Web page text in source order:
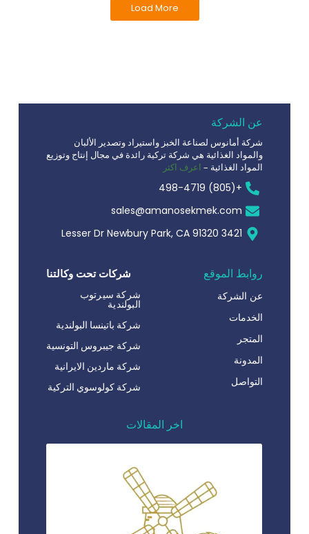
Load More
عن الشركة
شركة أمانوس لصناعة الخبز واستيراد وتصدير الألبان
والمواد الغذائية هي شركة تركية رائدة في مجال إنتاج وتوزيع
المواد الغذائية – اعرف اكثر
+(805) 498-4719
sales@amanosekmek.com
3421 Lesser Dr Newbury Park, CA 91320
روابط الموقع
عن الشركة
الخدمات
المتجر
المدونة
التواصل
شركات تحت وكالتنا
شركة سيرتوب
البولندية
شركة باتينسا البولندية
شركة جيبروس التونسية
شركة ماردين الايرانية
شركة كولوسوي التركية
اخر المقالات